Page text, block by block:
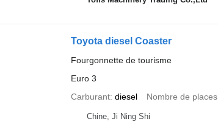
Toyota diesel Coaster
Fourgonnette de tourisme
Euro 3
Carburant diesel Nombre de places
Chine, Ji Ning Shi